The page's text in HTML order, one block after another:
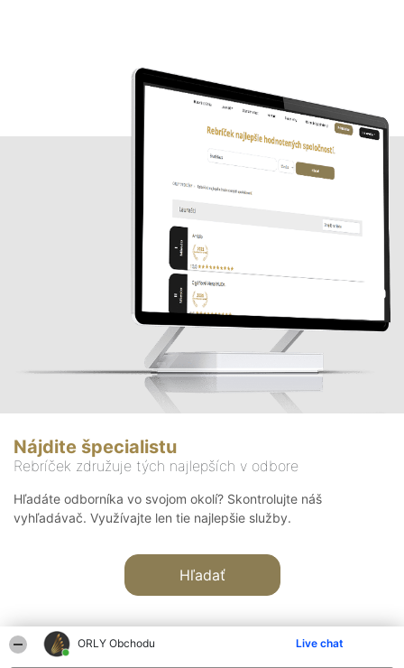
ORLY Obchodu Live chat
Nájdite špecialistu
Rebríček združuje tých najlepších v odbore
Hľadáte odborníka vo svojom okolí? Skontrolujte náš
vyhľadávač. Využívajte len tie najlepšie služby.
Hľadať